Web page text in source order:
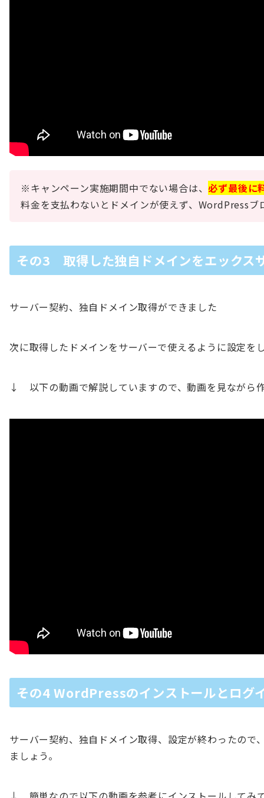
※キャンペーン実施期間中でない場合は、必ず最後に
料金を支払わないとドメインが使えず、WordPressブ
その3 取得した独自ドメインをエックス
サーバー契約、独自ドメイン取得ができました
次に取得したドメインをサーバーで使えるように設定を
↓ 以下の動画で解説していますので、動画を見ながら
その4 WordPressのインストールとログ
サーバー契約、独自ドメイン取得、設定が終わったの
ましょう。